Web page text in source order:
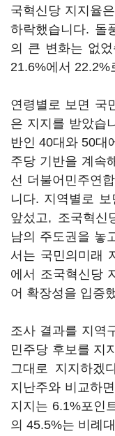
국혁신당 지지율
하락했습니다. 돌
의 큰 변화는 없
21.6%에서 22.2%
연령별로 보면 국
은 지지를 받았습
반인 40대와 50대
주당 기반을 계속
선 더불어민주연
니다. 지역별로
앞섰고, 조국혁신
남의 주도권을 놓
서는 국민의미래
에서 조국혁신당
어 확장성을 입증
조사 결과를 지역
민주당 후보를 지
그대로 지지하겠
지난주와 비교하
지지는 6.1%포인
의 45.5%는 비례